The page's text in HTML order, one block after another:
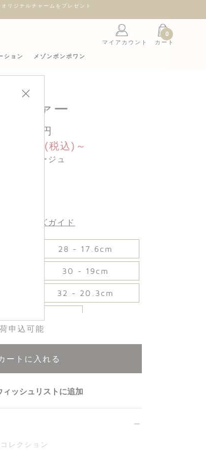
マイアカウント
0
カート
ション メゾンボンポワン
ーファー
30,140円
円(税込)～
ラー : ベージュ
サイズガイド
28 - 17.6cm
30 - 19cm
32 - 20.3cm
申込可能
ートに入れる
ィッシュリストに追加
レクション